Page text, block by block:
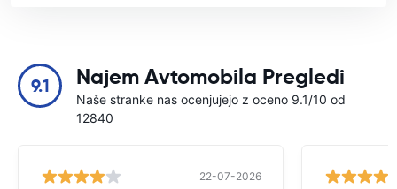
9.1 Najem Avtomobila Pregledi
Naše stranke nas ocenjujejo z oceno 9.1/10 od
12840
22-07-2026